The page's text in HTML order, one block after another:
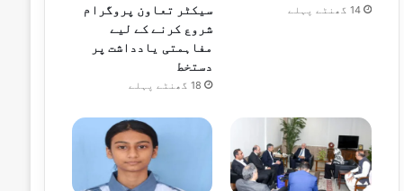
14 گھنٹے پہلے
سیکٹر تعاون پروگرام
شروع کرنے کے لیے
مفاہمتی یادداشت پر
دستخط
18 گھنٹے پہلے